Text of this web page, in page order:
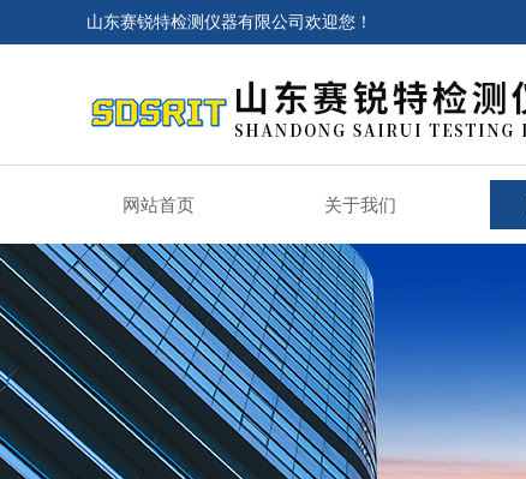
山东赛锐特检测仪器有限公司欢迎您！
网站首页 关于我们